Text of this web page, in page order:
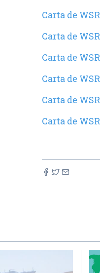
Carta de
Carta de
Carta de
Carta de
Carta de
Carta de